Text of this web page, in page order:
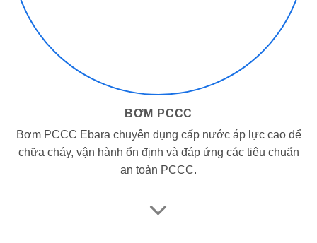
BƠM PCCC
Bơm PCCC Ebara chuyên dụng cấp nước áp lực cao để
chữa cháy, vận hành ổn định và đáp ứng các tiêu chuẩn
an toàn PCCC.